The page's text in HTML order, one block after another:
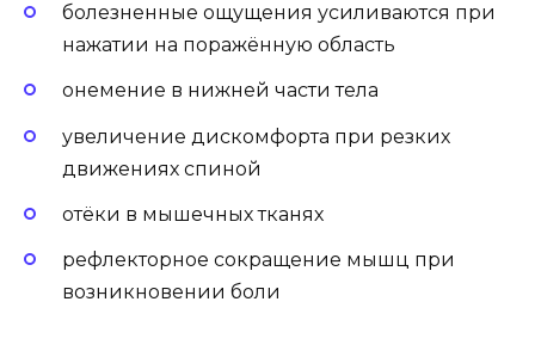
болезненные ощущения усиливаются при
нажатии на поражённую область
онемение в нижней части тела
увеличение дискомфорта при резких
движениях спиной
отёки в мышечных тканях
рефлекторное сокращение мышц при
возникновении боли